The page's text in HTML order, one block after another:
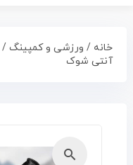
خانه / ورزشی و کمپینگ/
آنتی شوک